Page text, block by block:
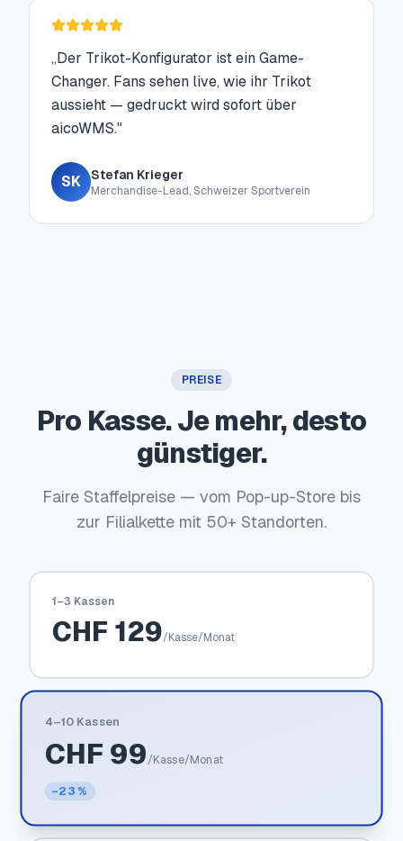
„Der Trikot-Konfigurator ist ein Game-
Changer. Fans sehen live, wie ihr Trikot
aussieht — gedruckt wird sofort über
aicoWMS."
SK Stefan Krieger
Merchandise-Lead, Schweizer Sportverein
PREISE
Pro Kasse. Je mehr, desto
günstiger.
Faire Staffelpreise — vom Pop-up-Store bis
zur Filialkette mit 50+ Standorten.
1–3 Kassen
CHF 129/Kasse/Monat
4–10 Kassen
CHF 99/Kasse/Monat
−23 %